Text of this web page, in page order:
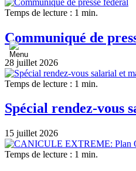
Temps de lecture : 1 min.
Communiqué de
28 juillet 2026
Temps de lecture : 1 min.
Spécial rendez-vous
15 juillet 2026
Temps de lecture : 1 min.